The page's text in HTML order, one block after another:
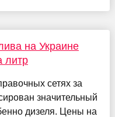
на Украине
литр
сетях за
значительный
дизеля. Цены на